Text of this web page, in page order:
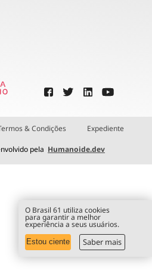
& Condições Expediente
pela Humanoide.dev
O Brasil 61 utiliza cookies
para garantir a melhor
experiência a seus usuários.
Estou ciente Saber mais